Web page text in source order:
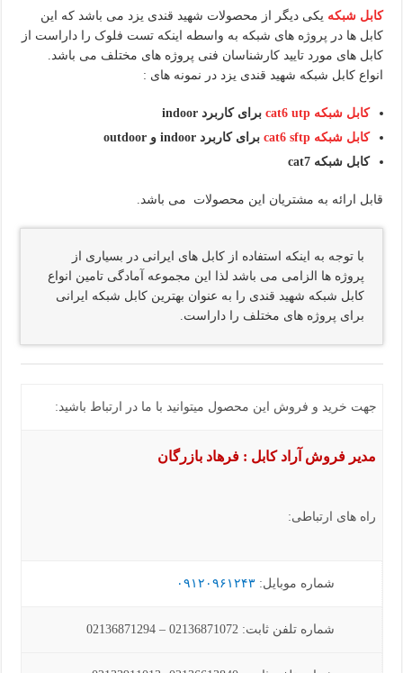
کابل شبکه یکی دیگر از محصولات شهید قندی یزد می باشد که این
کابل ها در پروژه های شبکه به واسطه اینکه تست فلوک را داراست از
کابل های مورد تایید کارشناسان فنی پروژه های مختلف می باشد.
انواع کابل شبکه شهید قندی یزد در نمونه های :
کابل شبکهcat6 utp برای کاربردindoor
کابل شبکهcat6 sftp برای کاربردindoor وoutdoor
کابل شبکهcat7
قابل ارائه به مشتریان این محصولات می باشد.
با توجه به اینکه استفاده از کابل های ایرانی در بسیاری از
پروژه ها الزامی می باشد لذا این مجموعه آمادگی تامین انواع
کابل شبکه شهید قندی را به عنوان بهترین کابل شبکه ایرانی
برای پروژه های مختلف را داراست.
جهت خرید و فروش این محصول میتوانید با ما در ارتباط باشید:
مدیر فروش آراد کابل : فرهاد بازرگان
راه های ارتباطی:
شماره موبایل: ۰۹۱۲۰۹۶۱۲۴۳
شماره تلفن ثابت: 02136871072 – 02136871294